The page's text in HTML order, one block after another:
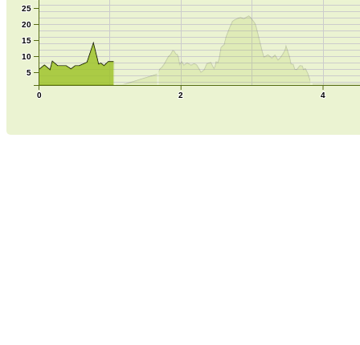
0 2 4
5
10
15
20
25